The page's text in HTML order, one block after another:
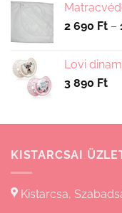
2 690 Ft –
Lovi
3 890 Ft
KISTARCSAI
Kistarcsa,